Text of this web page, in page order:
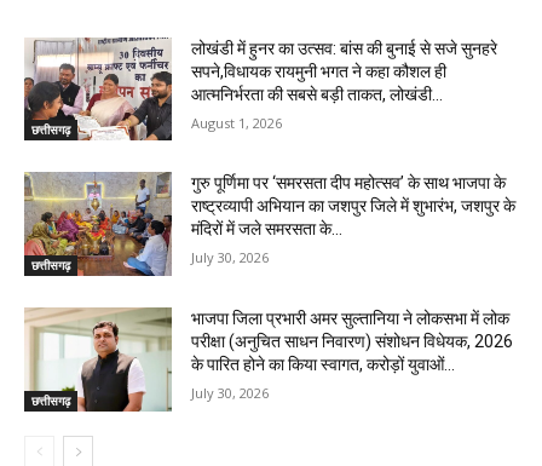
छत्तीसगढ़
लोखंडी में हुनर का उत्सव: बांस की बुनाई से सजे सुनहरे
सपने,विधायक रायमुनी भगत ने कहा कौशल ही
आत्मनिर्भरता की सबसे बड़ी ताकत, लोखंडी...
August 1, 2026
छत्तीसगढ़
गुरु पूर्णिमा पर ‘समरसता दीप महोत्सव’ के साथ भाजपा के
राष्ट्रव्यापी अभियान का जशपुर जिले में शुभारंभ, जशपुर के
मंदिरों में जले समरसता के...
July 30, 2026
छत्तीसगढ़
भाजपा जिला प्रभारी अमर सुल्तानिया ने लोकसभा में लोक
परीक्षा (अनुचित साधन निवारण) संशोधन विधेयक, 2026
के पारित होने का किया स्वागत, करोड़ों युवाओं...
July 30, 2026